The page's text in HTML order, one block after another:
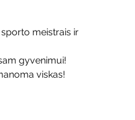
meistrais ir
gyvenimui!
viskas!